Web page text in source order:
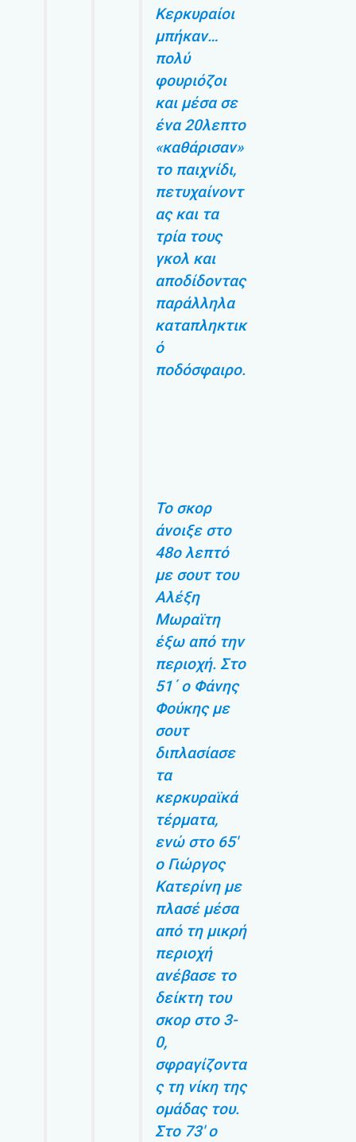
Κερκυραίοι
μπήκαν…
πολύ
φουριόζοι
και μέσα σε
ένα 20λεπτο
«καθάρισαν»
το παιχνίδι,
πετυχαίνοντ
ας και τα
τρία τους
γκολ και
αποδίδοντας
παράλληλα
καταπληκτικ
ό
ποδόσφαιρο.
Το σκορ
άνοιξε στο
48ο λεπτό
με σουτ του
Αλέξη
Μωραϊτη
έξω από την
περιοχή. Στο
51΄ ο Φάνης
Φούκης με
σουτ
διπλασίασε
τα
κερκυραϊκά
τέρματα,
ενώ στο 65′
ο Γιώργος
Κατερίνη με
πλασέ μέσα
από τη μικρή
περιοχή
ανέβασε το
δείκτη του
σκορ στο 3-
0,
σφραγίζοντα
ς τη νίκη της
ομάδας του.
Στο 73′ ο